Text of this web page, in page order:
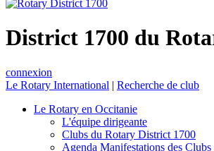
District 1700 du
connexion
Le Rotary International | Recherche de club
Le Rotary en Occitanie
L'équipe dirigeante
Clubs du Rotary District 1700
Agenda Manifestations des Clubs